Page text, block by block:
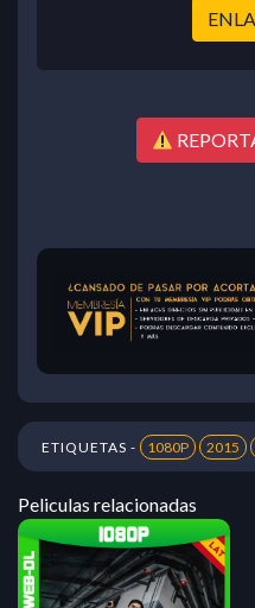
ETIQUETAS - 1080P 2015
Peliculas relacionadas